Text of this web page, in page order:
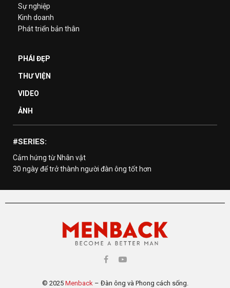
Sự nghiệp
Kinh doanh
Phát triển bản thân
PHÁI ĐẸP
THƯ VIỆN
VIDEO
ẢNH
#SERIES:
Cảm hứng từ Nhân vật
30 ngày để trở thành người đàn ông tốt hơn
© 2025 Menback– Đàn ông và Phong cách sống.